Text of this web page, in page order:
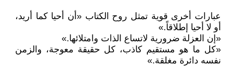
عبارات أخرى قوية تمثل روح الكتاب «أن أحيا كما أريد،
أو لا أحيا إطلاقاً.»
«إن العزلة ضرورية لاتساع الذات وامتلائها.»
«كل ما هو مستقيم كاذب، كل حقيقة معوجة، والزمن
نفسه دائرة مغلقة.»